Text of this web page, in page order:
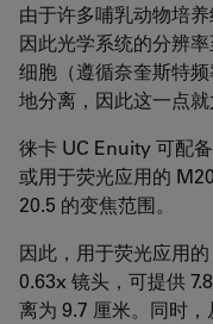
由于许多哺乳动物培
因此光学系统的分辨
细胞（遵循奈奎斯特
地分离，因此这一点就
徕卡 UC Enuity 可配
或用于荧光应用的
20.5 的变焦范围。
因此，用于荧光应用
0.63x 镜头，可提供
离为 9.7 厘米。同时